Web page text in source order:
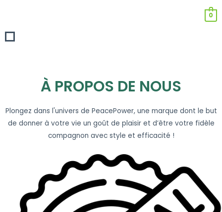
0
À PROPOS DE NOUS
Plongez dans l'univers de PeacePower, une marque dont le but
de donner à votre vie un goût de plaisir et d’être votre fidèle
compagnon avec style et efficacité !